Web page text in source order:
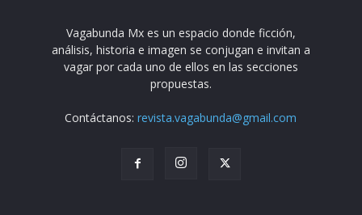
Vagabunda Mx es un espacio donde ficción,
análisis, historia e imagen se conjugan e invitan a
vagar por cada uno de ellos en las secciones
propuestas.
Contáctanos:revista.vagabunda@gmail.com